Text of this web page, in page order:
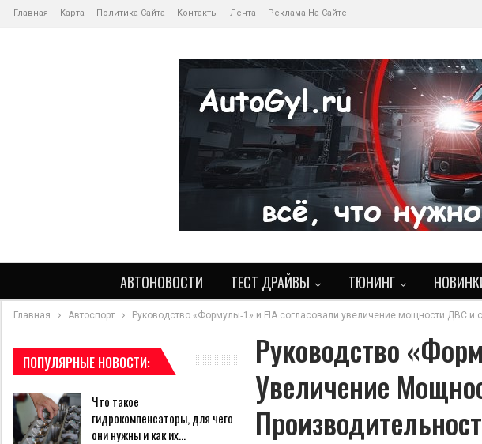
Главная Карта Политика Сайта Контакты Лента Реклама На Сайте
АВТОНОВОСТИ ТЕСТ ДРАЙВЫ ТЮНИНГ
Главная Автоспорт Руководство «Формулы‑1» и FIA согласовали увеличение мощности ДВС и
Руководство
Увеличение
ПОПУЛЯРНЫЕ НОВОСТИ:
Что такое
гидрокомпенсаторы, для чего
они нужны и как их…